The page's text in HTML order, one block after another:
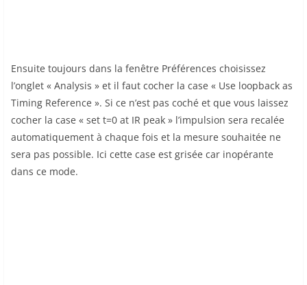
Ensuite toujours dans la fenêtre Préférences choisissez
l’onglet « Analysis » et il faut cocher la case « Use loopback as
Timing Reference ». Si ce n’est pas coché et que vous laissez
cocher la case « set t=0 at IR peak » l’impulsion sera recalée
automatiquement à chaque fois et la mesure souhaitée ne
sera pas possible. Ici cette case est grisée car inopérante
dans ce mode.